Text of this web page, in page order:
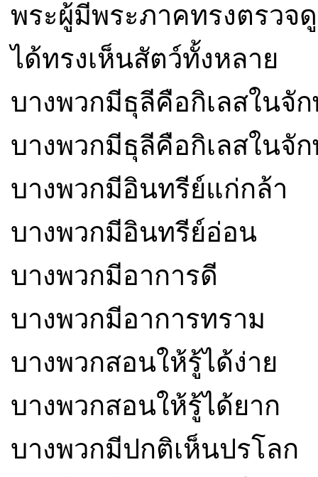
พระผู้มีพระภาคทรงตรวจ
ได้ทรงเห็นสัตว์ทั้งหลาย
บางพวกมีธุลีคือกิเลสในจั
บางพวกมีธุลีคือกิเลสในจั
บางพวกมีอินทรีย์แก่กล้า
บางพวกมีอินทรีย์อ่อน
บางพวกมีอาการดี
บางพวกมีอาการทราม
บางพวกสอนให้รู้ได้ง่าย
บางพวกสอนให้รู้ได้ยาก
บางพวกมีปกติเห็นปรโลก